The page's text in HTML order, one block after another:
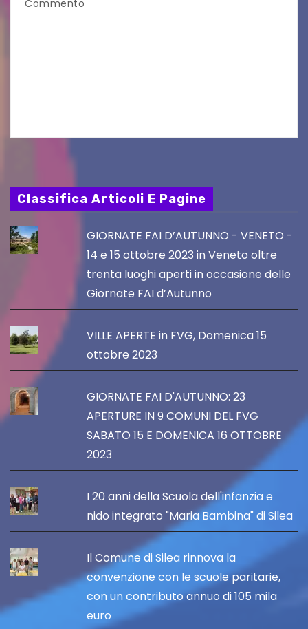
Commento
Classifica Articoli E Pagine
GIORNATE FAI D’AUTUNNO - VENETO -
14 e 15 ottobre 2023 in Veneto oltre
trenta luoghi aperti in occasione delle
Giornate FAI d’Autunno
VILLE APERTE in FVG, Domenica 15
ottobre 2023
GIORNATE FAI D'AUTUNNO: 23
APERTURE IN 9 COMUNI DEL FVG
SABATO 15 E DOMENICA 16 OTTOBRE
2023
I 20 anni della Scuola dell'infanzia e
nido integrato "Maria Bambina" di Silea
Il Comune di Silea rinnova la
convenzione con le scuole paritarie,
con un contributo annuo di 105 mila
euro